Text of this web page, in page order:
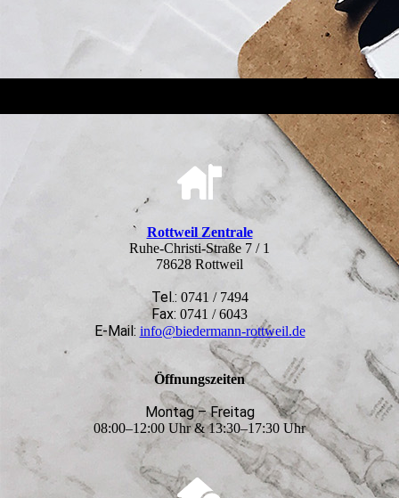
Rottweil Zentrale
Ruhe-Christi-Straße 7 / 1
78628 Rottweil
Tel.: 0741 / 7494
Fax: 0741 / 6043
E-Mail: info@biedermann-rottweil.de
Öffnungszeiten
Montag – Freitag
08:00–12:00 Uhr & 13:30–17:30 Uhr